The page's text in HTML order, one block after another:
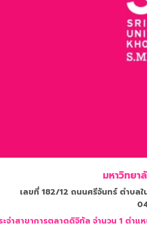
มหาวิทย
เลขที่ 182/12 ถนนศรีจันทร์ ตำบ
จำสาขาการตลาดดิจิทัล จำนวน 1 ตำแ